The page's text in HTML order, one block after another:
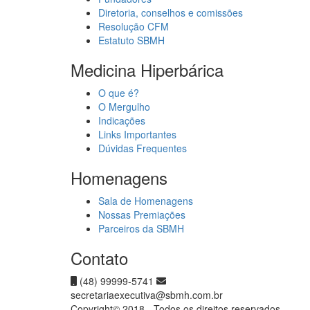
Diretoria, conselhos e comissões
Resolução CFM
Estatuto SBMH
Medicina Hiperbárica
O que é?
O Mergulho
Indicações
Links Importantes
Dúvidas Frequentes
Homenagens
Sala de Homenagens
Nossas Premiações
Parceiros da SBMH
Contato
(48) 99999-5741
secretariaexecutiva@sbmh.com.br